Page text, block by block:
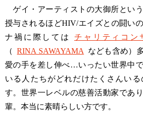
ゲイ・アーティストの大御所とい
授与されるほどHIV/エイズとの闘い
ナ禍に際しては
チャリティコン
（
RINA SAWAYAMA
なども含め）
愛の手を差し伸べ…いったい世界中
いる人たちがどれだけたくさんいる
す。世界一レベルの慈善活動家であ
輩。本当に素晴らしい方です。